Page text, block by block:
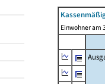
Einwohner am